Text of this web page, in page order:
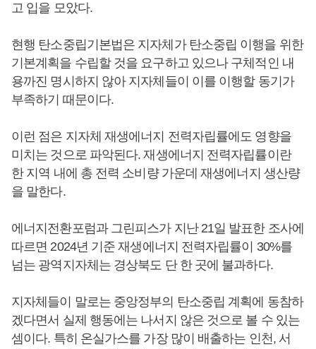
고 입을 모았다.
현행 탄소중립기본법은 지자체가 탄소중립 이행을 위한
기본계획을 수립할 것을 요구하고 있으나 구체적인 내
용까진 명시하지 않아 지자체들이 이를 이행할 동기가
부족하기 때문이다.
이런 점은 지자체 재생에너지 전력자립률에도 영향을
미치는 것으로 파악된다. 재생에너지 전력자립률이란
한 지역 내에 총 전력 소비량 가운데 재생에너지 생산량
을 말한다.
에너지전환포럼과 그린피스가 지난 21일 발표한 조사에
따르면 2024년 기준 재생에너지 전력자립률이 30%를
넘는 광역지자체는 경상북도 단 한 곳에 불과하다.
지자체들이 말로는 중앙정부의 탄소중립 계획에 동참하
겠다면서 실제 행동에는 나서지 않은 것으로 볼 수 있는
셈이다. 특히 온실가스를 가장 많이 배출하는 인천, 서